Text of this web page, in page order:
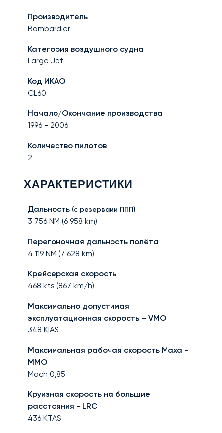
Производитель
Bombardier
Категория воздушного судна
Large Jet
Код ИКАО
CL60
Начало/Окончание производства
1996 - 2006
Количество пилотов
2
ХАРАКТЕРИСТИКИ
Дальность (с резервами ППП)
3 756 NM (6 958 km)
Перегоночная дальность полёта
4 119 NM (7 628 km)
Крейсерская скорость
468 kts (867 km/h)
Максимально допустимая
эксплуатационная скорость – VMO
348 KIAS
Максимальная рабочая скорость Маха -
MMO
Mach 0,85
Круизная скорость на большие
расстояния - LRC
436 KTAS